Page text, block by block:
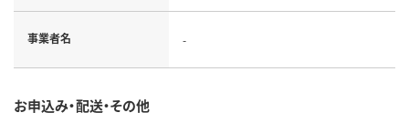
事業者名 -
お申込み・配送・その他